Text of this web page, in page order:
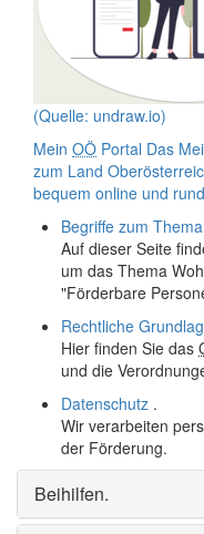
(Quelle: undraw.io)
Mein OÖ Portal Das
zum Land
bequem online und
Begriffe zum
Auf dieser Seite
um das Thema
"Förderbare
Rechtliche
Hier finden Sie das
und die
Datenschutz .
Wir verarbeiten
der Förderung.
Beihilfen.